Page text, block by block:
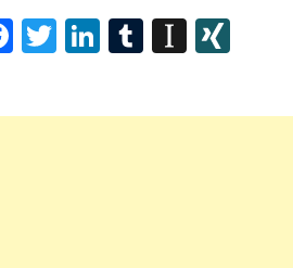
Facebook
TwitterLinkedIn
Tumblr